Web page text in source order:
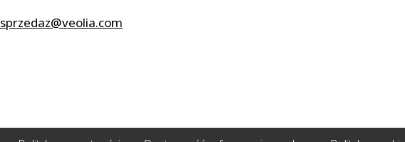
sprzedaz@veolia.com